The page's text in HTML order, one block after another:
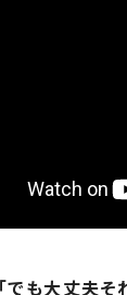
でも大丈夫そ